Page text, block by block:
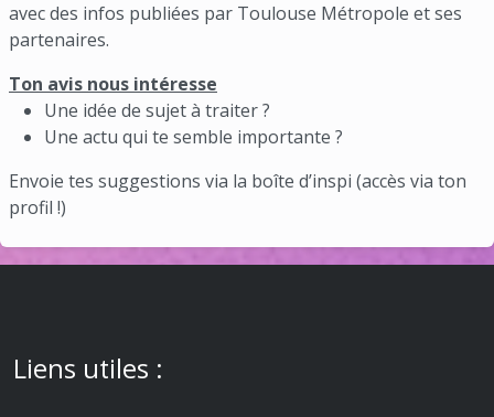
avec des infos publiées par Toulouse Métropole et ses
partenaires.
Ton avis nous intéresse
Une idée de sujet à traiter ?
Une actu qui te semble importante ?
Envoie tes suggestions via la boîte d’inspi (accès via ton
profil !)
Liens utiles :